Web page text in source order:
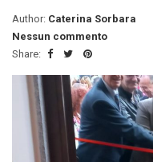
Author: Caterina Sorbara
Nessun commento
Share: